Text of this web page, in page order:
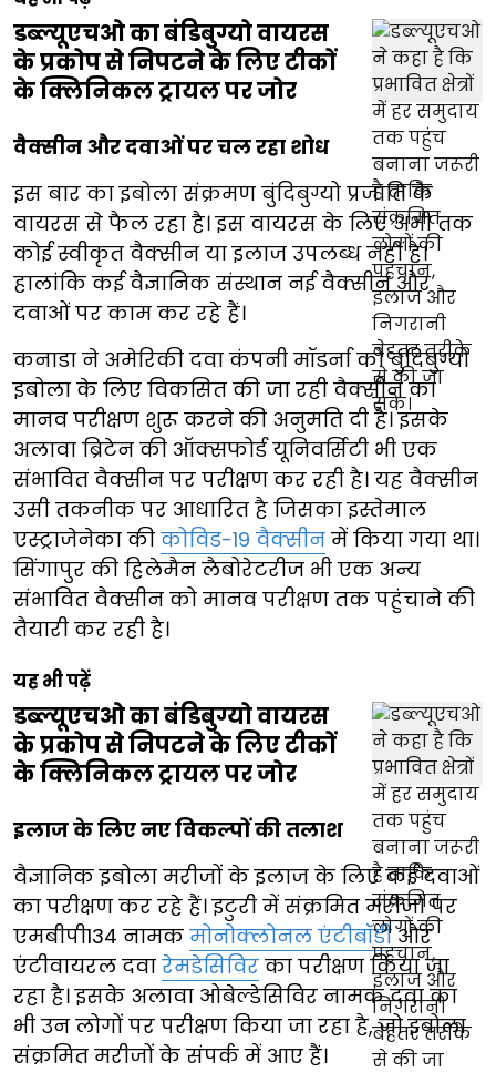
डब्ल्यूएचओ का बंडिबुग्यो वायरस
के प्रकोप से निपटने के लिए टीकों
के क्लिनिकल ट्रायल पर जोर
वैक्सीन और दवाओं पर चल रहा शोध
इस बार का इबोला संक्रमण बुंदिबुग्यो प्रजाति के
वायरस से फैल रहा है। इस वायरस के लिए अभी तक
कोई स्वीकृत वैक्सीन या इलाज उपलब्ध नहीं है।
हालांकि कई वैज्ञानिक संस्थान नई वैक्सीन और
दवाओं पर काम कर रहे हैं।
कनाडा ने अमेरिकी दवा कंपनी मॉडर्ना को बुंदिबुग्यो
इबोला के लिए विकसित की जा रही वैक्सीन का
मानव परीक्षण शुरू करने की अनुमति दी है। इसके
अलावा ब्रिटेन की ऑक्सफोर्ड यूनिवर्सिटी भी एक
संभावित वैक्सीन पर परीक्षण कर रही है। यह वैक्सीन
उसी तकनीक पर आधारित है जिसका इस्तेमाल
एस्ट्राजेनेका की कोविड-19 वैक्सीन में किया गया था।
सिंगापुर की हिलेमैन लैबोरेटरीज भी एक अन्य
संभावित वैक्सीन को मानव परीक्षण तक पहुंचाने की
तैयारी कर रही है।
यह भी पढ़ें
डब्ल्यूएचओ का बंडिबुग्यो वायरस
के प्रकोप से निपटने के लिए टीकों
के क्लिनिकल ट्रायल पर जोर
इलाज के लिए नए विकल्पों की तलाश
वैज्ञानिक इबोला मरीजों के इलाज के लिए कई दवाओं
का परीक्षण कर रहे हैं। इटुरी में संक्रमित मरीजों पर
एमबीपी134 नामक मोनोक्लोनल एंटीबॉडीऔर
एंटीवायरल दवा रेमडेसिविर का परीक्षण किया जा
रहा है। इसके अलावा ओबेल्डेसिविर नामक दवा का
भी उन लोगों पर परीक्षण किया जा रहा है, जो इबोला
संक्रमित मरीजों के संपर्क में आए हैं।